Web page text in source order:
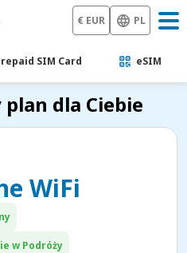
€ EUR PL
SIM Card eSIM
dla Ciebie
WiFi
w Podróży